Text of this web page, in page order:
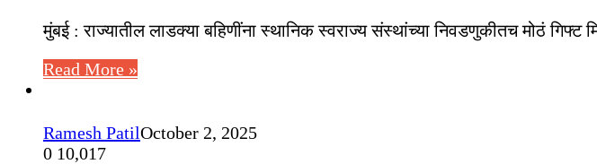
मुंबई : राज्यातील लाडक्या बहिणींना स्थानिक स्वराज्य संस्थांच्या निवडणुकीतच मोठं
Read More »
Ramesh PatilOctober 2, 2025
0 10,017